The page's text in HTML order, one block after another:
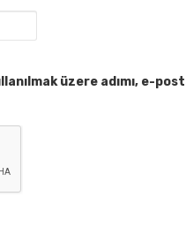
üzere adımı, e-